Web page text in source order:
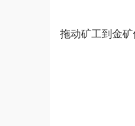
拖动矿工到金矿